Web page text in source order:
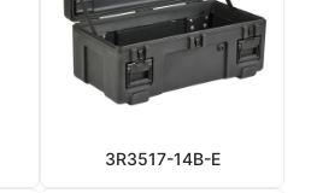
3R3517-14B-E